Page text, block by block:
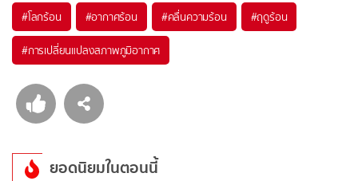
#โลกร้อน #อากาศร้อน #คลื่นความร้อน #ฤดูร้อน
#การเปลี่ยนแปลงสภาพภูมิอากาศ
ยอดนิยมในตอนนี้